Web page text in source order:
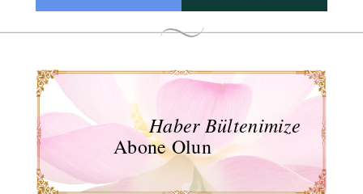
Haber Bültenimize
Abone Olun